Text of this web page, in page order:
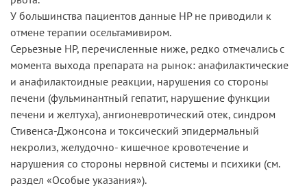
У большинства пациентов данные HP не приводили к
отмене терапии осельтамивиром.
Серьезные HP, перечисленные ниже, редко отмечались с
момента выхода препарата на рынок: анафилактические
и анафилактоидные реакции, нарушения со стороны
печени (фульминантный гепатит, нарушение функции
печени и желтуха), ангионевротический отек, синдром
Стивенса-Джонсона и токсический эпидермальный
некролиз, желудочно- кишечное кровотечение и
нарушения со стороны нервной системы и психики (см.
раздел «Особые указания»).